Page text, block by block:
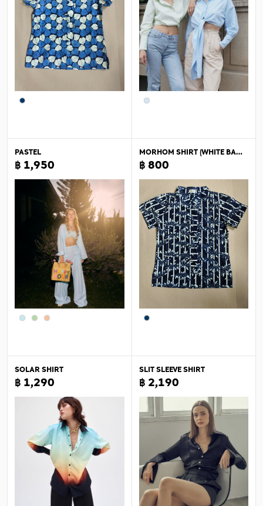
PASTEL
฿ 1,950
MORHOM SHIRT (WHITE BAMBOO) FOR WOMEN
฿ 800
SOLAR SHIRT
฿ 1,290
SLIT SLEEVE SHIRT
฿ 2,190